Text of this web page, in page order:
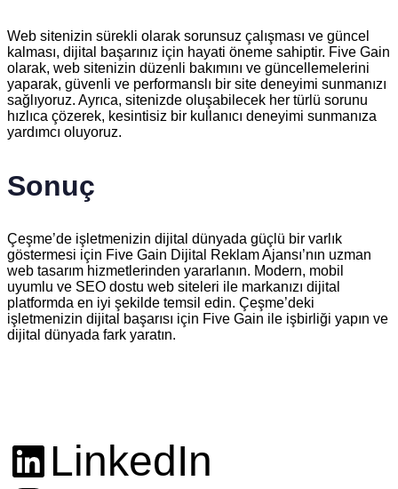
Web sitenizin sürekli olarak sorunsuz çalışması ve güncel
kalması, dijital başarınız için hayati öneme sahiptir. Five Gain
olarak, web sitenizin düzenli bakımını ve güncellemelerini
yaparak, güvenli ve performanslı bir site deneyimi sunmanızı
sağlıyoruz. Ayrıca, sitenizde oluşabilecek her türlü sorunu
hızlıca çözerek, kesintisiz bir kullanıcı deneyimi sunmanıza
yardımcı oluyoruz.
Sonuç
Çeşme’de işletmenizin dijital dünyada güçlü bir varlık
göstermesi için Five Gain Dijital Reklam Ajansı’nın uzman
web tasarım hizmetlerinden yararlanın. Modern, mobil
uyumlu ve SEO dostu web siteleri ile markanızı dijital
platformda en iyi şekilde temsil edin. Çeşme’deki
işletmenizin dijital başarısı için Five Gain ile işbirliği yapın ve
dijital dünyada fark yaratın.
LinkedIn